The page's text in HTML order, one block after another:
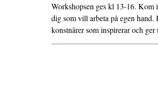
Workshopsen ges kl 13-16.
dig som vill arbeta på egen
konstnärer som inspirerar och